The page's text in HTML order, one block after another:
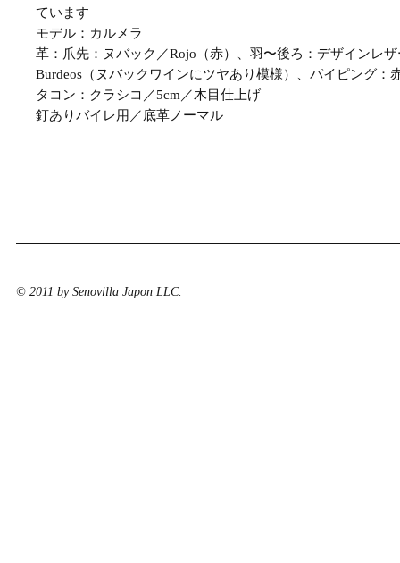
ています
モデル：カルメラ
革：爪先：ヌバック／Rojo（赤）、羽〜後ろ：デザインレザ
Burdeos（ヌバックワインにツヤあり模様）、パイピング：
タコン：クラシコ／5cm／木目仕上げ
釘ありバイレ用／底革ノーマル
© 2011 by Senovilla Japon LLC.